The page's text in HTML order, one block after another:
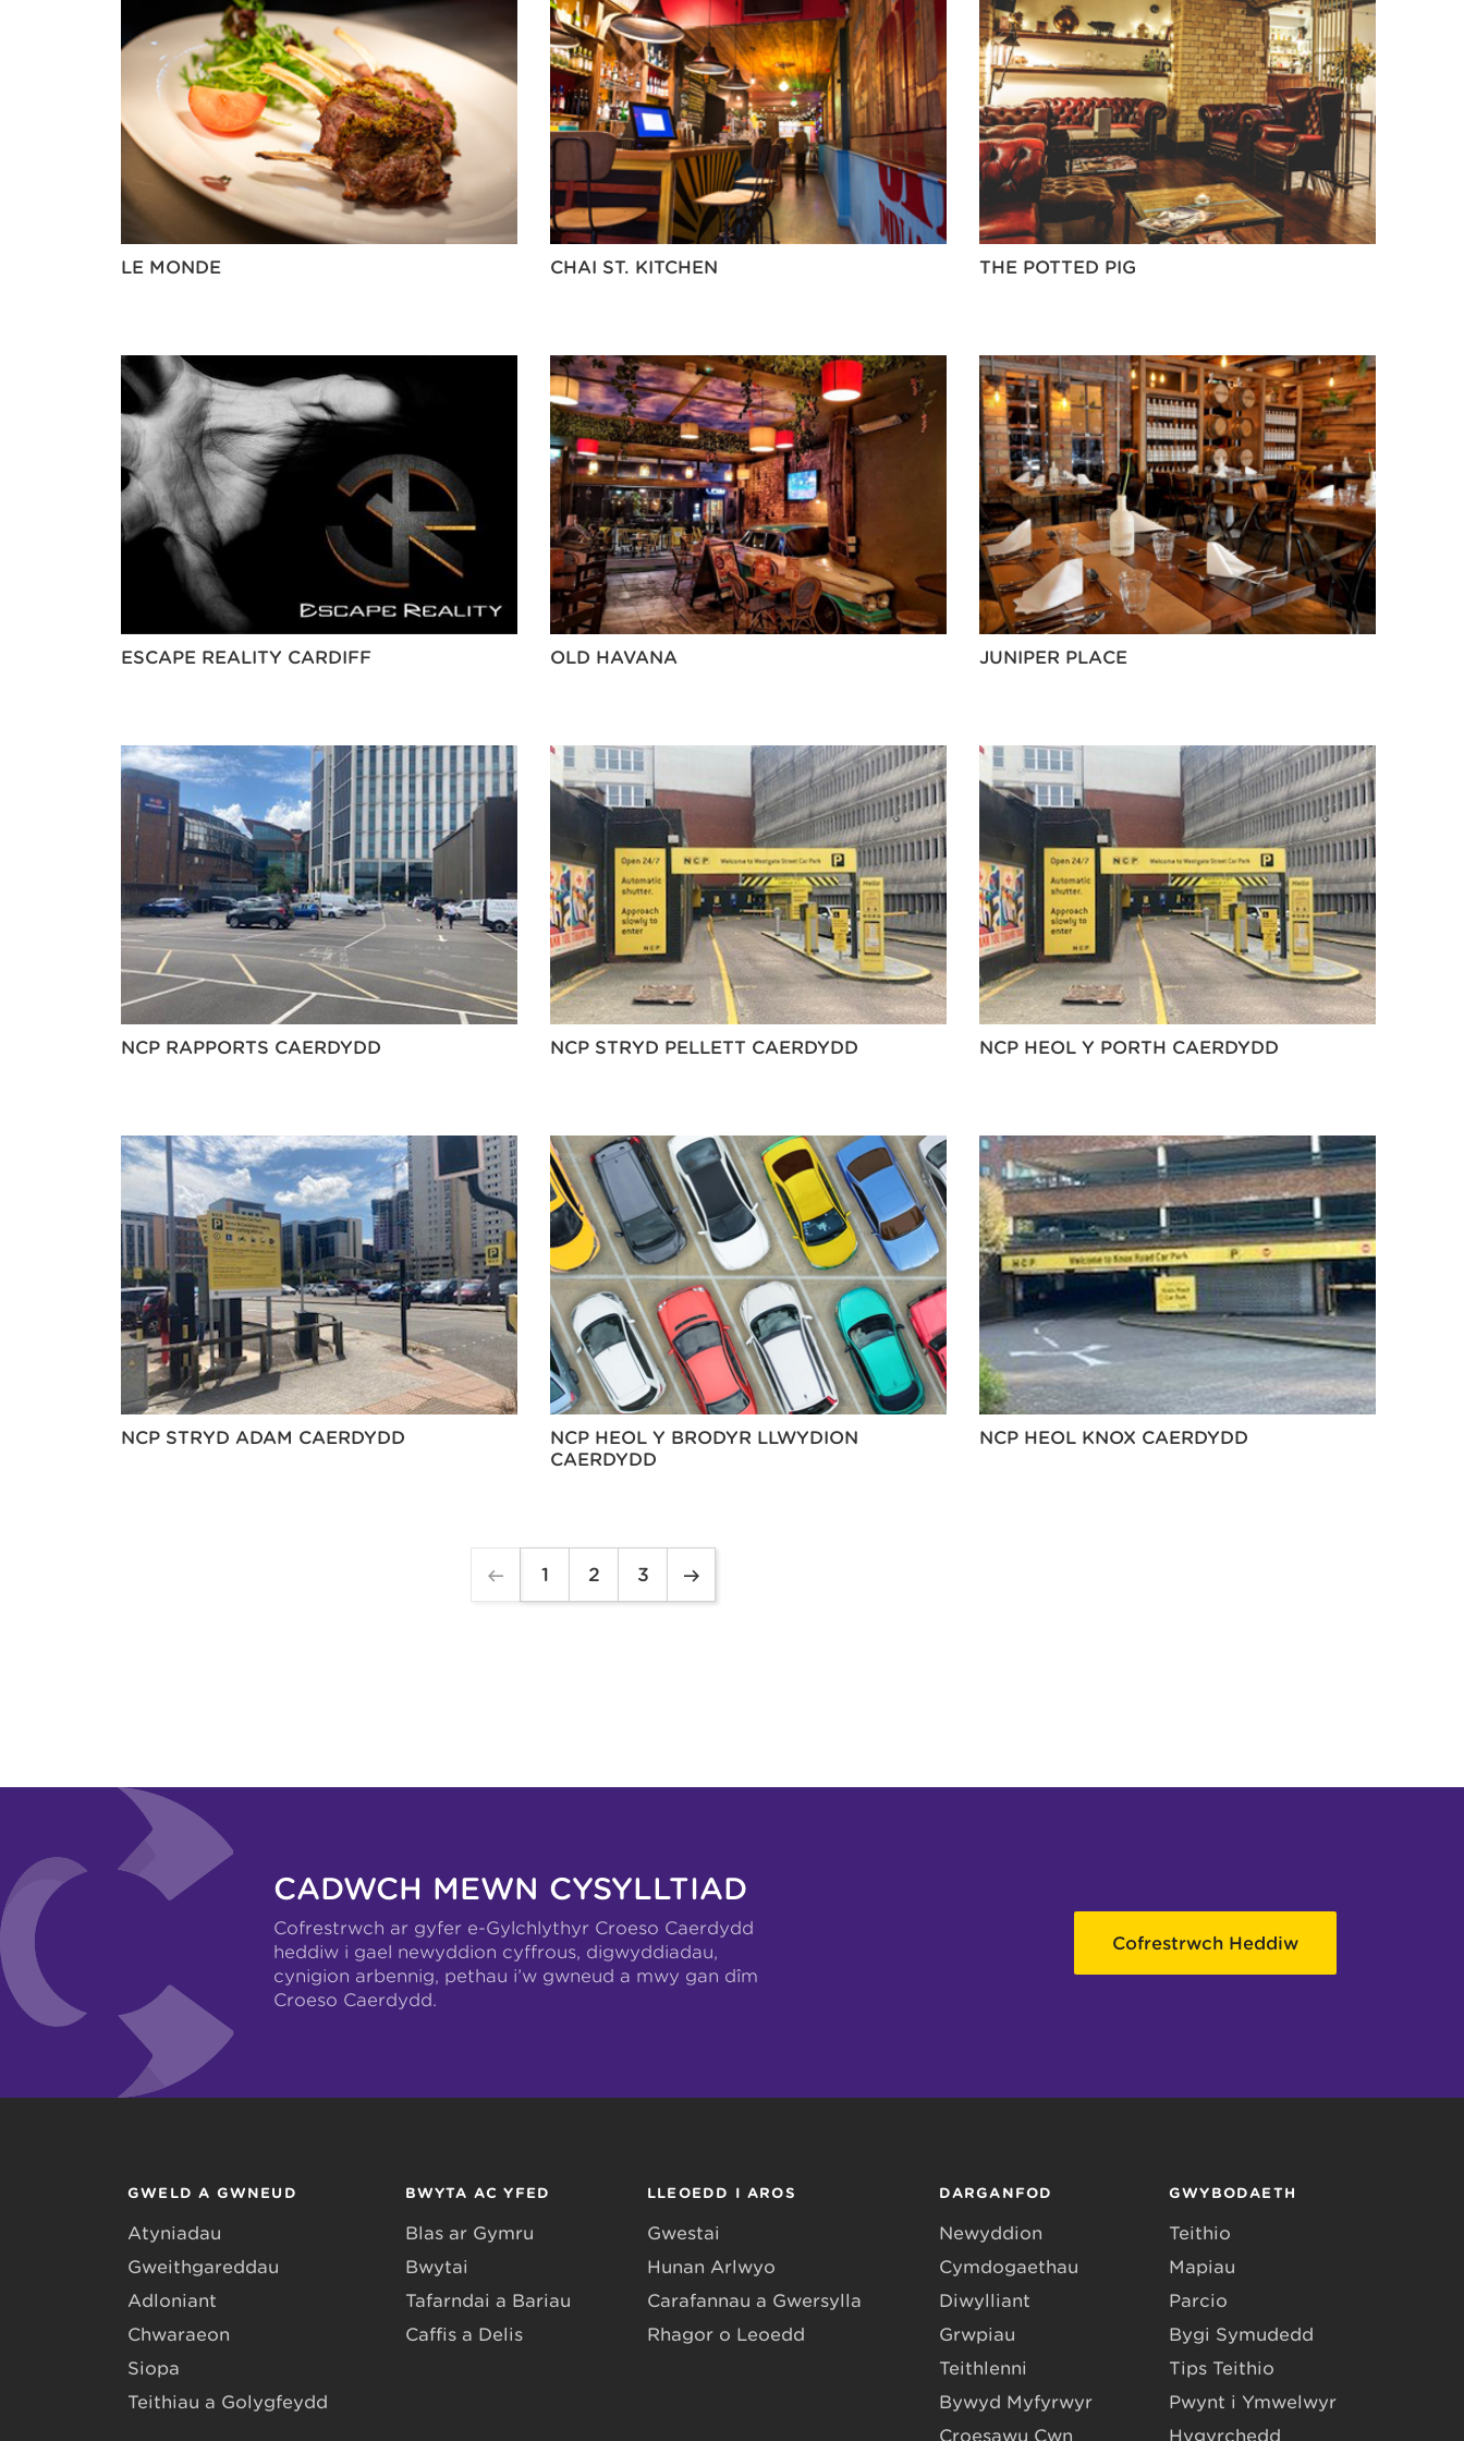
LE MONDE CHAI ST. KITCHEN THE POTTED PIG
ESCAPE REALITY CARDIFF OLD HAVANA JUNIPER PLACE
NCP RAPPORTS CAERDYDD NCP STRYD PELLETT CAERDYDD NCP HEOL Y PORTH CAERDYDD
NCP STRYD ADAM CAERDYDD
NCP HEOL Y BRODYR LLWYDION
CAERDYDD
NCP HEOL KNOX CAERDYDD
1 2 3
CADWCH MEWN CYSYLLTIAD
Cofrestrwch ar gyfer e-Gylchlythyr Croeso Caerdydd
heddiw i gael newyddion cyffrous, digwyddiadau,
cynigion arbennig, pethau i’w gwneud a mwy gan dîm
Croeso Caerdydd.
Cofrestrwch Heddiw
GWELD A GWNEUD
Atyniadau
Gweithgareddau
Adloniant
Chwaraeon
Siopa
Teithiau a Golygfeydd
BWYTA AC YFED
Blas ar Gymru
Bwytai
Tafarndai a Bariau
Caffis a Delis
LLEOEDD I AROS
Gwestai
Hunan Arlwyo
Carafannau a Gwersylla
Rhagor o Leoedd
DARGANFOD
Newyddion
Cymdogaethau
Diwylliant
Grwpiau
Teithlenni
Bywyd Myfyrwyr
Croesawu Cŵn
GWYBODAETH
Teithio
Mapiau
Parcio
Bygi Symudedd
Tips Teithio
Pwynt i Ymwelwyr
Hygyrchedd